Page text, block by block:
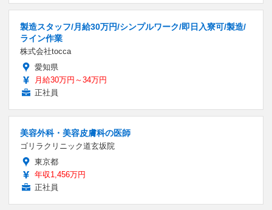
製造スタッフ/月給30万円/シンプルワーク/即日入寮可/製造/
ライン作業
株式会社tocca
愛知県
月給30万円～34万円
正社員
美容外科・美容皮膚科の医師
ゴリラクリニック道玄坂院
東京都
年収1,456万円
正社員